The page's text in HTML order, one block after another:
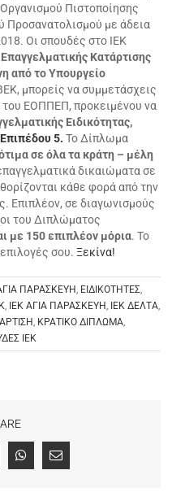
Πιστοποίησης
Προσανατολισμού με άδεια
Οι σπουδές στο ΙΕΚ
Κατάρτισης
από το Υπουργείο
μπορείς να συμμετάσχεις
του ΕΟΠΠΕΠ, προκειμένου να
Ειδικότητας,
Επιπέδου 5. Το Δίπλωμα
σε όλα τα κράτη – μέλη
δικαιώματα σε
κάθε φορά από την
Επιπλέον, σε διαγωνισμούς
του Διπλώματος
με 150 επιπλέον μόρια. Το
σου. Ξεκίνα!
ΠΑΡΑΣΚΕΥΗ, ΕΙΔΙΚΟΤΗΤΕΣ,
, ΙΕΚ ΑΓΙΑ ΠΑΡΑΣΚΕΥΗ, ΙΕΚ ΔΕΛΤΑ,
, ΚΡΑΤΙΚΟ ΔΙΠΛΩΜΑ,
ΙΕΚ
WhatsApp
Email